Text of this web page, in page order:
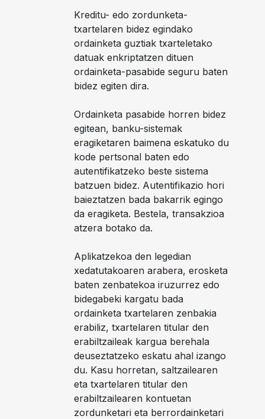
Kreditu- edo zordunketa-
txartelaren bidez egindako
ordainketa guztiak txarteletako
datuak enkriptatzen dituen
ordainketa-pasabide seguru baten
bidez egiten dira.
Ordainketa pasabide horren bidez
egitean, banku-sistemak
eragiketaren baimena eskatuko du
kode pertsonal baten edo
autentifikatzeko beste sistema
batzuen bidez. Autentifikazio hori
baieztatzen bada bakarrik egingo
da eragiketa. Bestela, transakzioa
atzera botako da.
Aplikatzekoa den legedian
xedatutakoaren arabera, erosketa
baten zenbatekoa iruzurrez edo
bidegabeki kargatu bada
ordainketa txartelaren zenbakia
erabiliz, txartelaren titular den
erabiltzaileak kargua berehala
deuseztatzeko eskatu ahal izango
du. Kasu horretan, saltzailearen
eta txartelaren titular den
erabiltzailearen kontuetan
zordunketari eta berrordainketari